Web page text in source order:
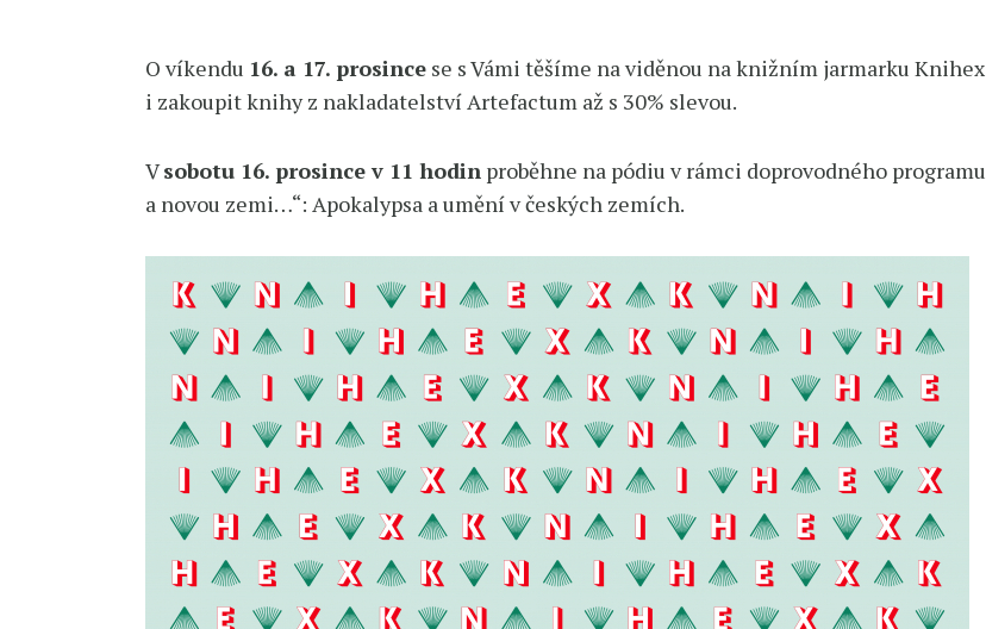
O víkendu 16. a 17. prosince se s Vámi těšíme na viděnou na knižním jarmarku Knihex
i zakoupit knihy z nakladatelství Artefactum až s 30% slevou.
Vsobotu 16. prosince v 11 hodin proběhne na pódiu v rámci doprovodného programu
a novou zemi…“: Apokalypsa a umění v českých zemích.